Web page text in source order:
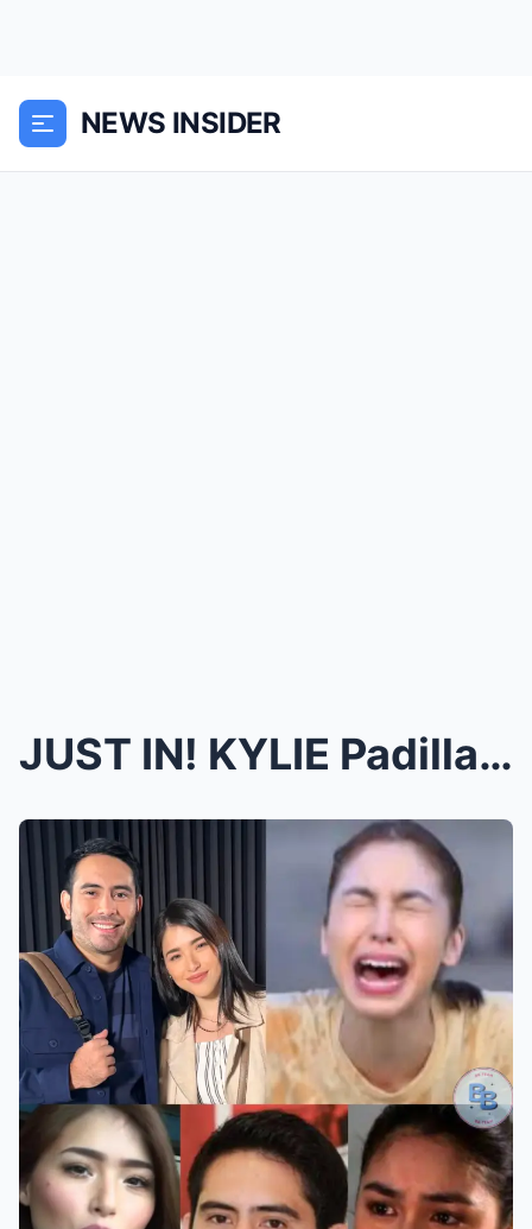
NEWS INSIDER
JUST IN! KYLIE Padilla ISINAPUBLIKO na ang RELASYO...